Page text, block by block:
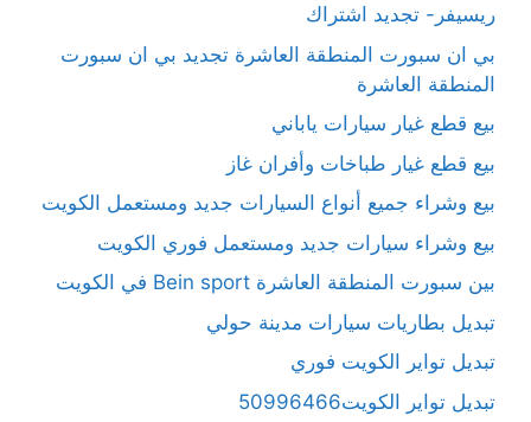
ريسيفر- تجديد اشتراك
بي ان سبورت المنطقة العاشرة تجديد بي ان سبورت
المنطقة العاشرة
بيع قطع غيار سيارات ياباني
بيع قطع غيار طباخات وأفران غاز
بيع وشراء جميع أنواع السيارات جديد ومستعمل الكويت
بيع وشراء سيارات جديد ومستعمل فوري الكويت
بين سبورت المنطقة العاشرة Bein sport في الكويت
تبديل بطاريات سيارات مدينة حولي
تبديل تواير الكويت فوري
تبديل تواير الكويت50996466